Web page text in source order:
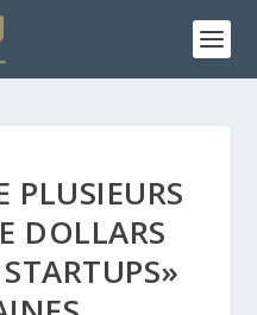
PLUSIEURS
DOLLARS